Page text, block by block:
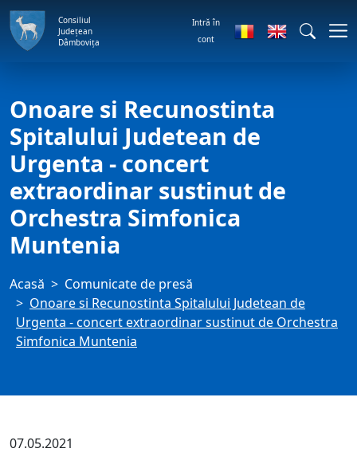
Consiliul
Județean
Dâmbovița
Intră în
cont
Onoare si Recunostinta
Spitalului Judetean de
Urgenta - concert
extraordinar sustinut de
Orchestra Simfonica
Muntenia
Acasă
Comunicate de presă
Onoare si Recunostinta Spitalului Judetean de
Urgenta - concert extraordinar sustinut de Orchestra
Simfonica Muntenia
07.05.2021